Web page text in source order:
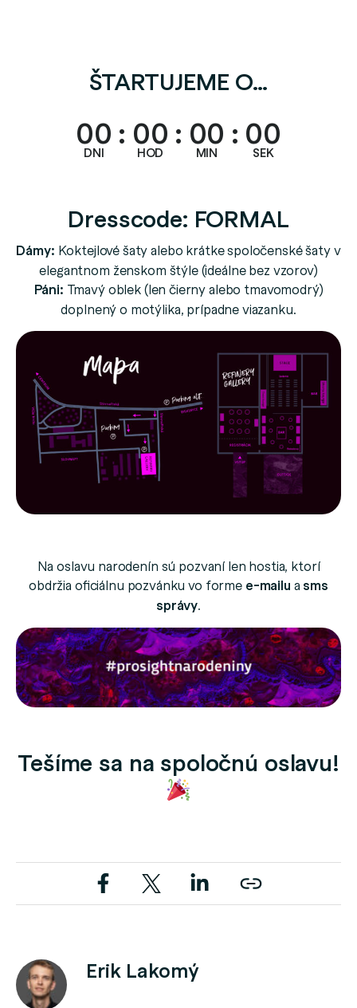
ŠTARTUJEME O…
00
DNI : 00
HOD : 00
MIN : 00
SEK
Dresscode: FORMAL
Dámy: Koktejlové šaty alebo krátke spoločenské šaty v
elegantnom ženskom štýle (ideálne bez vzorov)
Páni: Tmavý oblek (len čierny alebo tmavomodrý)
doplnený o motýlika, prípadne viazanku.
Na oslavu narodenín sú pozvaní len hostia, ktorí
obdržia oficiálnu pozvánku vo forme e-mailu a sms
správy.
Tešíme sa na spoločnú oslavu!
Erik Lakomý